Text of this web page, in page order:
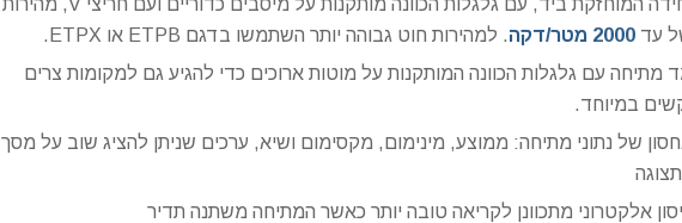
יחידה המוחזקת ביד, עם גלגלות הכוונה מותקנות על מיסבים כדוריים ועם חריצי V, מהירות
עד 2000 מטר/דקה
. למהירות חוט גבוהה יותר השתמשו בדגם ETPB או ETPX.
מתיחה עם גלגלות הכוונה המותקנות על מוטות ארוכים כדי להגיע גם למקומות צרים
במיוחד.
של נתוני מתיחה: ממוצע, מינימום, מקסימום ושיא, ערכים שניתן להציג שוב על מסך
אלקטרוני מתכוונן לקריאה טובה יותר כאשר המתיחה משתנה תדיר